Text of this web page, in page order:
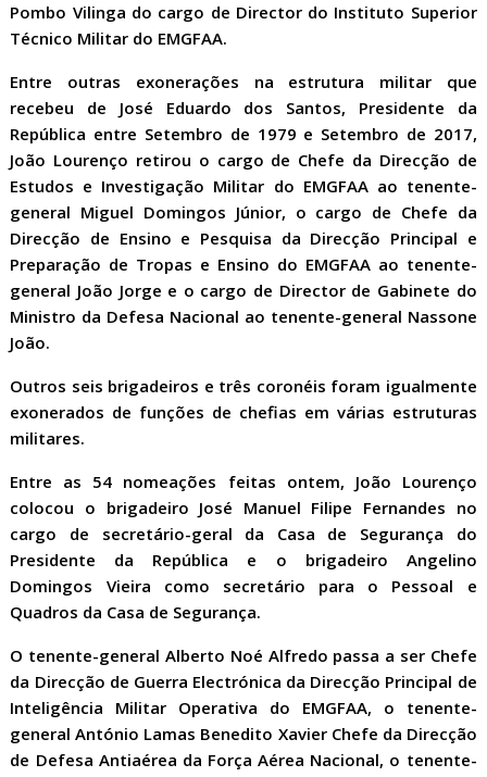
Pombo Vilinga do cargo de Director do Instituto Superior
Técnico Militar do EMGFAA.
Entre outras exonerações na estrutura militar que
recebeu de José Eduardo dos Santos, Presidente da
República entre Setembro de 1979 e Setembro de 2017,
João Lourenço retirou o cargo de Chefe da Direcção de
Estudos e Investigação Militar do EMGFAA ao tenente-
general Miguel Domingos Júnior, o cargo de Chefe da
Direcção de Ensino e Pesquisa da Direcção Principal e
Preparação de Tropas e Ensino do EMGFAA ao tenente-
general João Jorge e o cargo de Director de Gabinete do
Ministro da Defesa Nacional ao tenente-general Nassone
João.
Outros seis brigadeiros e três coronéis foram igualmente
exonerados de funções de chefias em várias estruturas
militares.
Entre as 54 nomeações feitas ontem, João Lourenço
colocou o brigadeiro José Manuel Filipe Fernandes no
cargo de secretário-geral da Casa de Segurança do
Presidente da República e o brigadeiro Angelino
Domingos Vieira como secretário para o Pessoal e
Quadros da Casa de Segurança.
O tenente-general Alberto Noé Alfredo passa a ser Chefe
da Direcção de Guerra Electrónica da Direcção Principal de
Inteligência Militar Operativa do EMGFAA, o tenente-
general António Lamas Benedito Xavier Chefe da Direcção
de Defesa Antiaérea da Força Aérea Nacional, o tenente-